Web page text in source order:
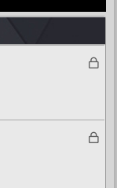
Z
u
Z